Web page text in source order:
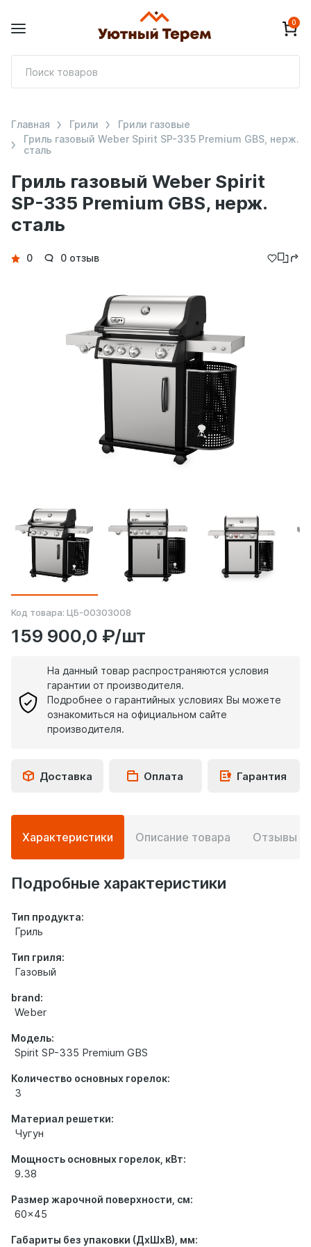
0
Гриль газовый Weber Spirit
SP-335 Premium GBS, нерж.
cтaль
Главная Грили
Грили газовые
Гриль газовый Weber Spirit SP-335 Premium GBS, нерж.
cтaль
Детали
0 0 отзыв
Код товара: ЦБ-00303008
159 900,0 ₽/шт
На данный товар распространяются условия
гарантии от производителя.
Подробнее о гарантийных условиях Вы можете
ознакомиться на официальном сайте
производителя.
Доставка Оплата Гарантия
Подробная
информация
о
товаре
Характеристики Описание товара Отзывы
Подробные характеристики
Тип продукта:
Гриль
Тип гриля:
Газовый
brand:
Weber
Модель:
Spirit SP-335 Premium GBS
Количество основных горелок:
3
Материал решетки:
Чугун
Мощность основных горелок, кВт:
9.38
Размер жарочной поверхности, см:
60x45
Габариты без упаковки (ДхШхВ), мм: